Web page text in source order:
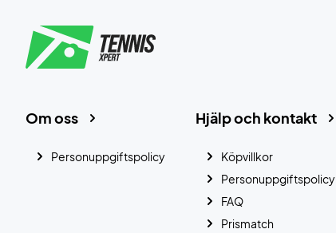
Hjälp och kontakt
Köpvillkor
Personuppgiftspolicy
FAQ
Prismatch
Om oss
Personuppgiftspolicy